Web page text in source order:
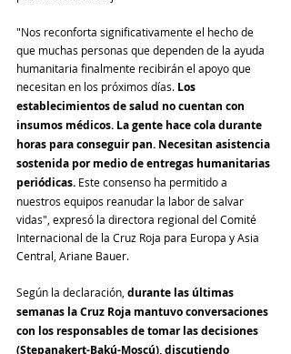
"Nos reconforta significativamente el hecho de
que muchas personas que dependen de la ayuda
humanitaria finalmente recibirán el apoyo que
necesitan en los próximos días. Los
establecimientos de salud no cuentan con
insumos médicos. La gente hace cola durante
horas para conseguir pan. Necesitan asistencia
sostenida por medio de entregas humanitarias
periódicas. Este consenso ha permitido a
nuestros equipos reanudar la labor de salvar
vidas", expresó la directora regional del Comité
Internacional de la Cruz Roja para Europa y Asia
Central, Ariane Bauer.
Según la declaración, durante las últimas
semanas la Cruz Roja mantuvo conversaciones
con los responsables de tomar las decisiones
(Stepanakert-Bakú-Moscú), discutiendo